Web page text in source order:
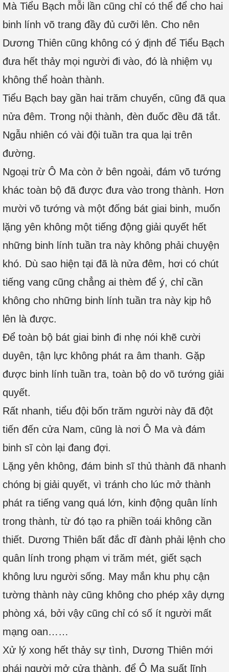
Mà Tiểu Bạch mỗi lần cũng chỉ có thể để cho hai
binh lính võ trang đầy đủ cưỡi lên. Cho nên
Dương Thiên cũng không có ý định để Tiểu Bạch
đưa hết thảy mọi người đi vào, đó là nhiệm vụ
không thể hoàn thành.
Tiểu Bạch bay gần hai trăm chuyến, cũng đã qua
nửa đêm. Trong nội thành, đèn đuốc đều đã tắt.
Ngẫu nhiên có vài đội tuần tra qua lại trên
đường.
Ngoại trừ Ô Ma còn ở bên ngoài, đám võ tướng
khác toàn bộ đã được đưa vào trong thành. Hơn
mười võ tướng và một đống bát giai binh, muốn
lặng yên không một tiếng động giải quyết hết
những binh lính tuần tra này không phải chuyện
khó. Dù sao hiện tại đã là nửa đêm, hơi có chút
tiếng vang cũng chẳng ai thèm để ý, chỉ cần
không cho những binh lính tuần tra này kịp hô
lên là được.
Để toàn bộ bát giai binh đi nhẹ nói khẽ cười
duyên, tận lực không phát ra âm thanh. Gặp
được binh lính tuần tra, toàn bộ do võ tướng giải
quyết.
Rất nhanh, tiểu đội bốn trăm người này đã đột
tiến đến cửa Nam, cũng là nơi Ô Ma và đám
binh sĩ còn lại đang đợi.
Lặng yên không, đám binh sĩ thủ thành đã nhanh
chóng bị giải quyết, vì tránh cho lúc mở thành
phát ra tiếng vang quá lớn, kinh động quân lính
trong thành, từ đó tạo ra phiền toái không cần
thiết. Dương Thiên bất đắc dĩ đành phải lệnh cho
quân lính trong phạm vi trăm mét, giết sạch
không lưu người sống. May mắn khu phụ cận
tường thành này cũng không cho phép xây dựng
phòng xá, bởi vậy cũng chỉ có số ít người mất
mạng oan……
Xử lý xong hết thảy sự tình, Dương Thiên mới
phái người mở cửa thành, để Ô Ma suất lĩnh